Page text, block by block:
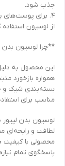
جذب شود.
۴. برای
از لوسیون استفاده
**چرا لوسیون بدن
این محصول به دلیل
همواره بازخورد
بسته‌بندی شیک و
مناسب برای
لوسیون بدن
لطافت و رایحه‌ای
محصولی با کیفیت
پاسخگوی تمام